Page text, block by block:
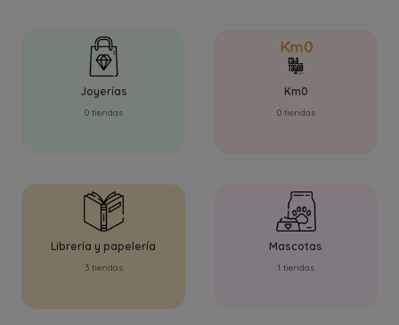
Joyerías
0 tiendas
Km0
0 tiendas
Librería y papelería
3 tiendas
Mascotas
1 tiendas